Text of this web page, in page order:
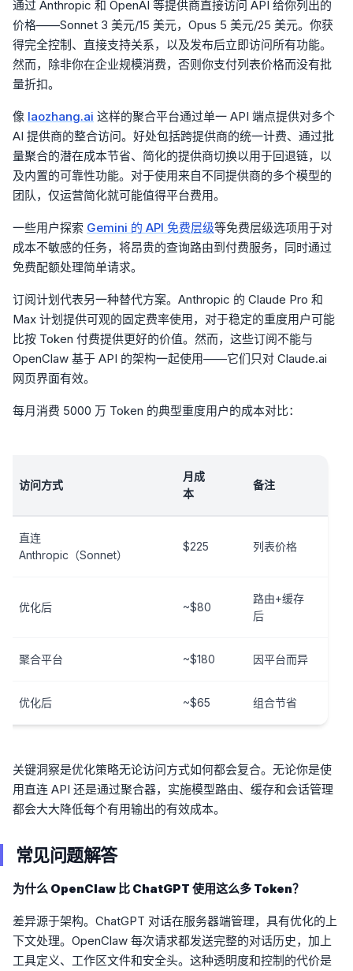
通过 Anthropic 和 OpenAI 等提供商直接访问 API 给你列出的
价格——Sonnet 3 美元/15 美元，Opus 5 美元/25 美元。你获
得完全控制、直接支持关系，以及发布后立即访问所有功能。
然而，除非你在企业规模消费，否则你支付列表价格而没有批
量折扣。
像 laozhang.ai 这样的聚合平台通过单一 API 端点提供对多个
AI 提供商的整合访问。好处包括跨提供商的统一计费、通过批
量聚合的潜在成本节省、简化的提供商切换以用于回退链，以
及内置的可靠性功能。对于使用来自不同提供商的多个模型的
团队，仅运营简化就可能值得平台费用。
一些用户探索 Gemini 的 API 免费层级等免费层级选项用于对
成本不敏感的任务，将昂贵的查询路由到付费服务，同时通过
免费配额处理简单请求。
订阅计划代表另一种替代方案。Anthropic 的 Claude Pro 和
Max 计划提供可观的固定费率使用，对于稳定的重度用户可能
比按 Token 付费提供更好的价值。然而，这些订阅不能与
OpenClaw 基于 API 的架构一起使用——它们只对 Claude.ai
网页界面有效。
每月消费 5000 万 Token 的典型重度用户的成本对比：
访问方式
月成
本
备注
直连
Anthropic（Sonnet）
$225 列表价格
优化后 ~$80
路由+缓存
后
聚合平台 ~$180 因平台而异
优化后 ~$65 组合节省
关键洞察是优化策略无论访问方式如何都会复合。无论你是使
用直连 API 还是通过聚合器，实施模型路由、缓存和会话管理
都会大大降低每个有用输出的有效成本。
常见问题解答
为什么 OpenClaw 比 ChatGPT 使用这么多 Token？
差异源于架构。ChatGPT 对话在服务器端管理，具有优化的上
下文处理。OpenClaw 每次请求都发送完整的对话历史，加上
工具定义、工作区文件和安全头。这种透明度和控制的代价是